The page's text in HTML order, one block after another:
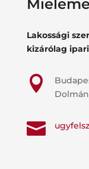
Lakossági
kizárólag

